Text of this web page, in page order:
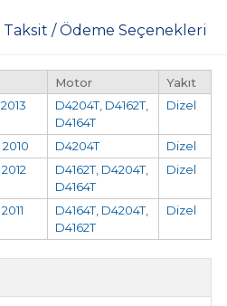
Taksit / Ödeme Seçenekleri
Motor
Yakıt
D4204T, D4162T,
D4164T
Dizel
D4204T
Dizel
D4162T, D4204T,
D4164T
Dizel
D4164T, D4204T,
D4162T
Dizel